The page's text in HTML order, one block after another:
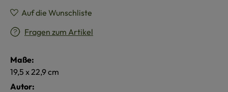
Auf die Wunschliste
Fragen zum Artikel
Maße:
19,5 x 22,9 cm
Autor: